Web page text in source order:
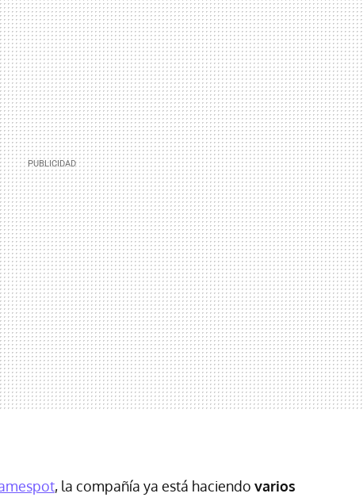
, la compañía ya está haciendo varios